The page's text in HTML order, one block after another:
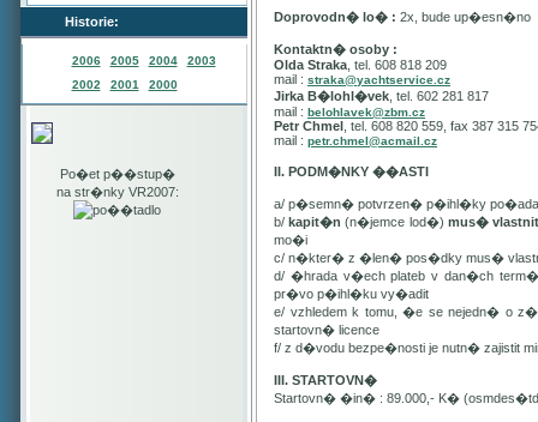
Historie:
2006 2005 2004
2003
2002
2001 2000
Po�et p��stup�
na str�nky VR2007:
Doprovodn� lo� : 2x, bude up�esn�no
Kontaktn� osoby :
Olda Straka , tel. 608 818 209
mail : straka@yachtservice.cz
Jirka B�lohl�vek , tel. 602 281 817
mail : belohlavek@zbm.cz
Petr Chmel , tel. 608 820 559, fax 387 315
mail : petr.chmel@acmail.cz
II. PODM�NKY ��ASTI
a/ p�semn� potvrzen� p�ihl�ky
b/kapit�n(n�jemce lod�) mus�
mo�i
c/ n�kter� z �len� pos�dky mus�
d/ �hrada v�ech plateb v dan�ch
pr�vo p�ihl�ku vy�adit
e/ vzhledem k tomu, �e se nejedn� o
startovn� licence
f/ z d�vodu bezpe�nosti je nutn� zajistit
III. STARTOVN�
Startovn� �in� : 89.000,- K�